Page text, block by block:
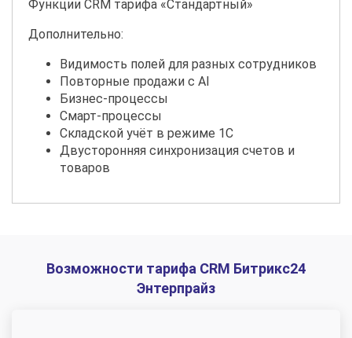
Функции CRM тарифа «Стандартный»
Дополнительно:
Видимость полей для разных сотрудников
Повторные продажи с AI
Бизнес-процессы
Смарт-процессы
Складской учёт в режиме 1С
Двусторонняя синхронизация счетов и
товаров
Возможности тарифа CRM Битрикс24
Энтерпрайз